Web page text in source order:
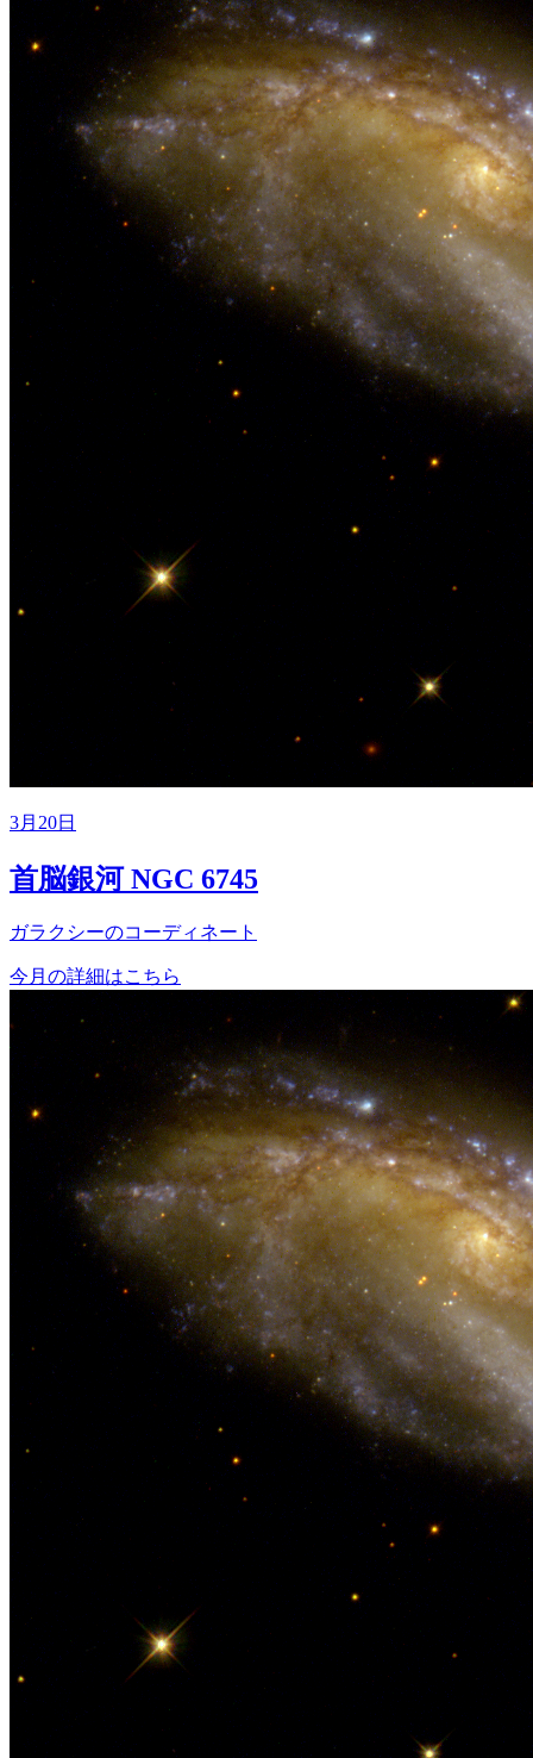
3月20日
首脳銀河 NGC 6745
ガラクシーのコーディネート
今月の詳細はこちら